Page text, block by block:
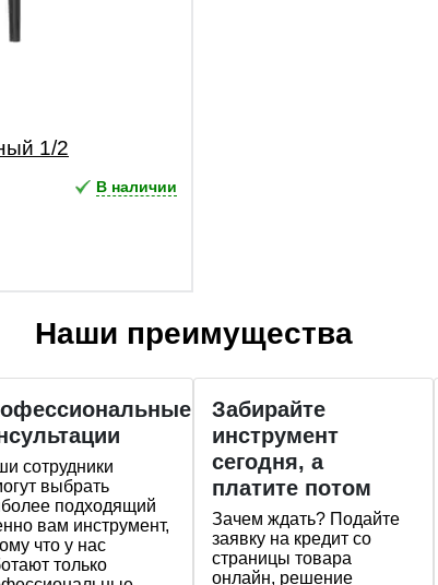
1/2
В наличии
Наши преимущества
сотрудники
выбрать
подходящий
вам инструмент,
что у нас
только
Забирайте
инструмент
сегодня, а
платите потом
Зачем ждать? Подайте
заявку на кредит со
страницы товара
онлайн, решение